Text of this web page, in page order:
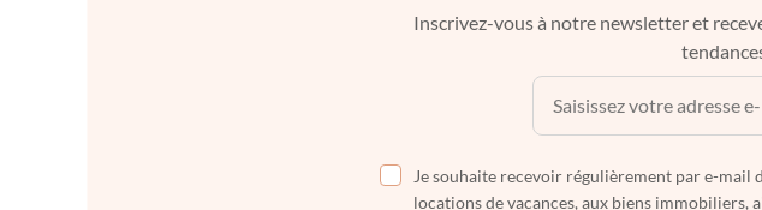
Inscrivez-vous à notre newsletter et
Je souhaite recevoir régulièrement par e-mail
locations de vacances, aux biens immobiliers,